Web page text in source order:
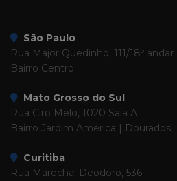
São Paulo
Rua Major Quedinho, 111/18º andar
Bairro Centro
Mato Grosso do Sul
Rua Ciro Melo, 1020 Sala A
Bairro Jardim América | Dourados
Curitiba
Rua Marechal Deodoro, 536